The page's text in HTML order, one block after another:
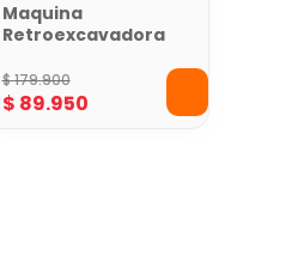
Maquina
Retroexcavadora
Remoto VDM
Toys
$179.900
$ 89.950